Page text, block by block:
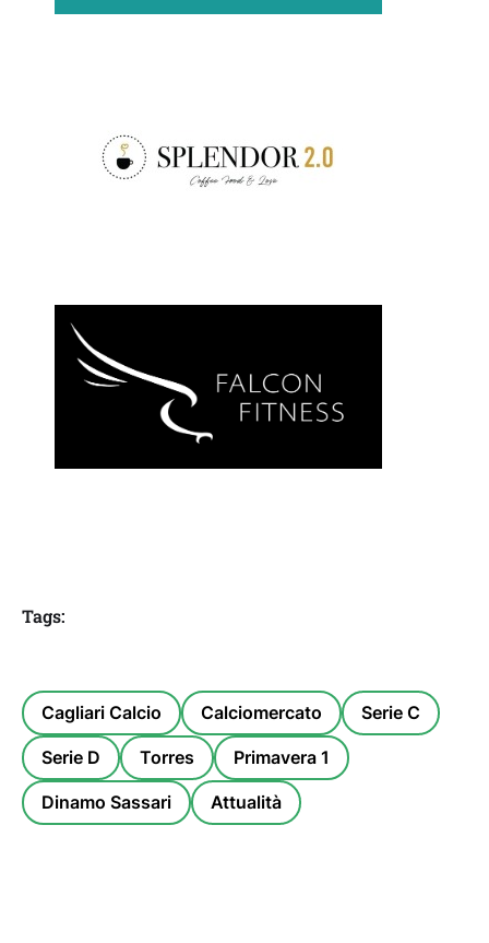
Tags:
Cagliari Calcio Calciomercato Serie C
Serie D Torres Primavera 1
Dinamo Sassari Attualità